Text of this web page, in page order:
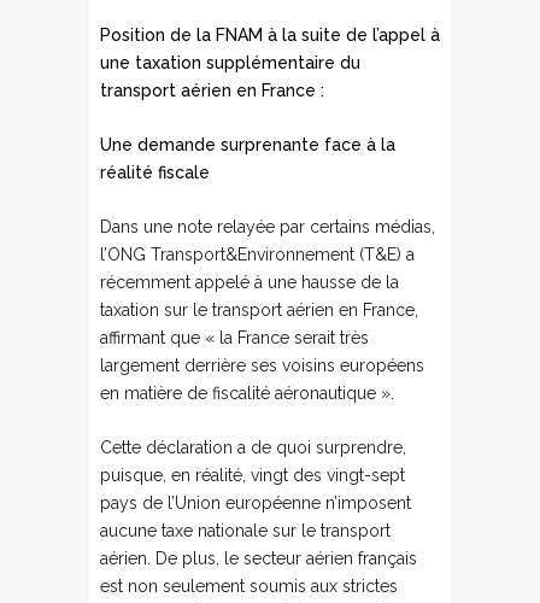
Position de la FNAM à la suite de l’appel à
une taxation supplémentaire du
transport aérien en France :
Une demande surprenante face à la
réalité fiscale
Dans une note relayée par certains médias,
l’ONG Transport&Environnement (T&E) a
récemment appelé à une hausse de la
taxation sur le transport aérien en France,
affirmant que « la France serait très
largement derrière ses voisins européens
en matière de fiscalité aéronautique ».
Cette déclaration a de quoi surprendre,
puisque, en réalité, vingt des vingt-sept
pays de l’Union européenne n’imposent
aucune taxe nationale sur le transport
aérien. De plus, le secteur aérien français
est non seulement soumis aux strictes